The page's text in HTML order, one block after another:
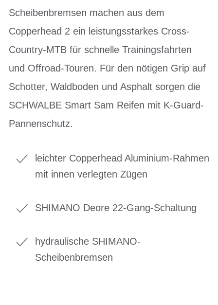
Scheibenbremsen machen aus dem
Copperhead 2 ein leistungsstarkes Cross-
Country-MTB für schnelle Trainingsfahrten
und Offroad-Touren. Für den nötigen Grip auf
Schotter, Waldboden und Asphalt sorgen die
SCHWALBE Smart Sam Reifen mit K-Guard-
Pannenschutz.
leichter Copperhead Aluminium-Rahmen
mit innen verlegten Zügen
SHIMANO Deore 22-Gang-Schaltung
hydraulische SHIMANO-
Scheibenbremsen